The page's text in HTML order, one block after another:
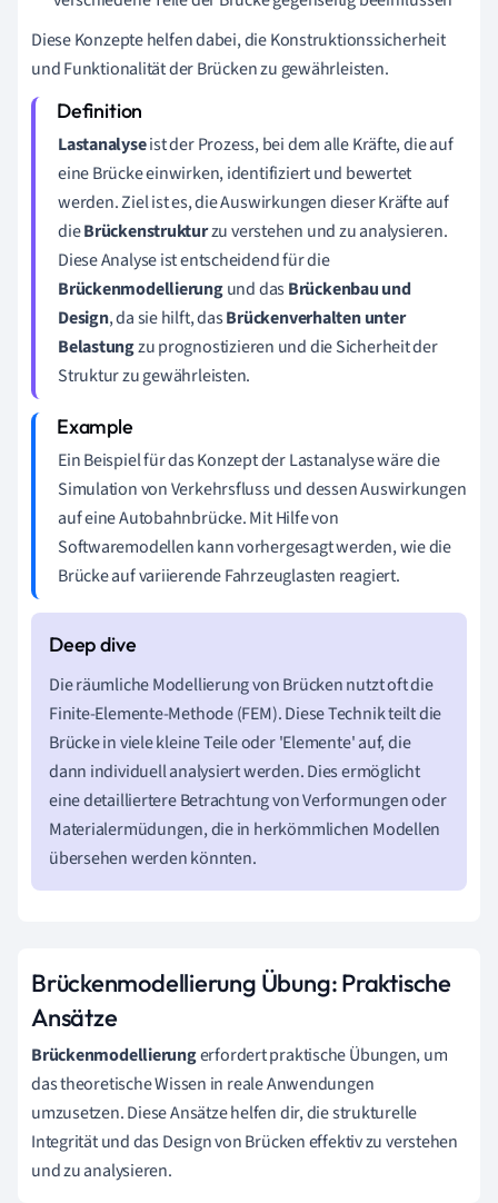
Diese Konzepte helfen dabei, die Konstruktionssicherheit
und Funktionalität der Brücken zu gewährleisten.
Lastanalyseist der Prozess, bei dem alle Kräfte, die auf
eine Brücke einwirken, identifiziert und bewertet
werden. Ziel ist es, die Auswirkungen dieser Kräfte auf
dieBrückenstrukturzu verstehen und zu analysieren.
Diese Analyse ist entscheidend für die
Brückenmodellierungund dasBrückenbau und
Design, da sie hilft, dasBrückenverhalten unter
Belastungzu prognostizieren und die Sicherheit der
Struktur zu gewährleisten.
Ein Beispiel für das Konzept der Lastanalyse wäre die
Simulation von Verkehrsfluss und dessen Auswirkungen
auf eine Autobahnbrücke. Mit Hilfe von
Softwaremodellen kann vorhergesagt werden, wie die
Brücke auf variierende Fahrzeuglasten reagiert.
Die räumliche Modellierung von Brücken nutzt oft die
Finite-Elemente-Methode (FEM). Diese Technik teilt die
Brücke in viele kleine Teile oder 'Elemente' auf, die
dann individuell analysiert werden. Dies ermöglicht
eine detailliertere Betrachtung von Verformungen oder
Materialermüdungen, die in herkömmlichen Modellen
übersehen werden könnten.
Brückenmodellierung Übung: Praktische
Ansätze
Brückenmodellierungerfordert praktische Übungen, um
das theoretische Wissen in reale Anwendungen
umzusetzen. Diese Ansätze helfen dir, die strukturelle
Integrität und das Design von Brücken effektiv zu verstehen
und zu analysieren.